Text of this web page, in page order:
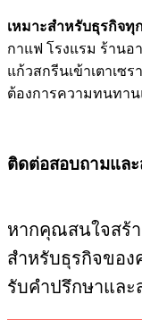
เหมาะสำหรับธุรกิจทุ
กาแฟ โรงแรม ร้าน
แก้วสกรีนเข้าเตาเซ
ต้องการความทนทา
ติดต่อสอบถามและ
หากคุณสนใจสร้
สำหรับธุรกิจของ
รับคำปรึกษาและ